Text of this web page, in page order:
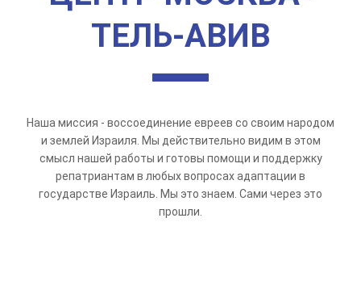
ТЕЛЬ-АВИВ
Наша миссия - воссоединение евреев со своим народом
и землей Израиля. Мы действительно видим в этом
смысл нашей работы и готовы помощи и поддержку
репатриантам в любых вопросах адаптации в
государстве Израиль. Мы это знаем. Сами через это
прошли.